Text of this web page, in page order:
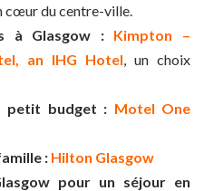
cœur du centre-ville.
à Glasgow : Kimpton –
an IHG Hotel, un choix
petit budget : Motel One
: Hilton Glasgow
pour un séjour en